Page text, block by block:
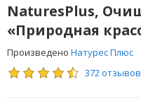
NaturesPlus,
«Природная
Произведено Натурес Плюс
372